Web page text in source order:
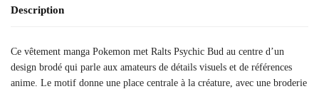
Description
Ce vêtement manga Pokemon met Ralts Psychic Bud au centre d’un
design brodé qui parle aux amateurs de détails visuels et de références
anime. Le motif donne une place centrale à la créature, avec une broderie